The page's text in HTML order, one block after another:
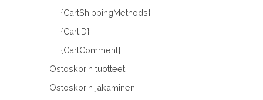
{CartShippingMethods}
{CartID}
{CartComment}
Ostoskorin tuotteet
Ostoskorin jakaminen